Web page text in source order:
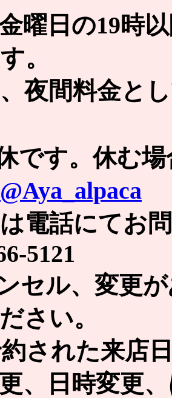
曜日の19時
。
夜間料金と
です。休む
@Aya_alpaca
電話にてお
5121
セル、変更
さい。
された来店
、日時変更